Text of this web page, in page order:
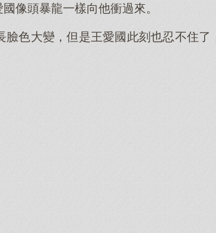
像頭暴龍一樣向他衝過來。
臉色大變，但是王愛國此刻也忍不住了